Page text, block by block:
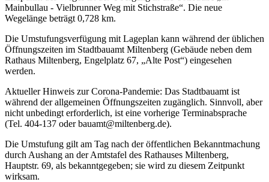
Mainbullau - Vielbrunner Weg mit Stichstraße“. Die neue
Wegelänge beträgt 0,728 km.
Die Umstufungsverfügung mit Lageplan kann während der üblichen
Öffnungszeiten im Stadtbauamt Miltenberg (Gebäude neben dem
Rathaus Miltenberg, Engelplatz 67, „Alte Post“) eingesehen
werden.
Aktueller Hinweis zur Corona-Pandemie: Das Stadtbauamt ist
während der allgemeinen Öffnungszeiten zugänglich. Sinnvoll, aber
nicht unbedingt erforderlich, ist eine vorherige Terminabsprache
(Tel. 404-137 oder bauamt@miltenberg.de).
Die Umstufung gilt am Tag nach der öffentlichen Bekanntmachung
durch Aushang an der Amtstafel des Rathauses Miltenberg,
Hauptstr. 69, als bekanntgegeben; sie wird zu diesem Zeitpunkt
wirksam.